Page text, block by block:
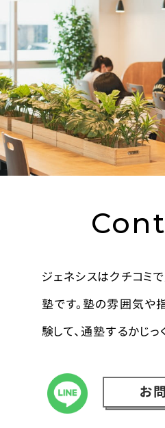
ジェネシスはクチコミ
塾です。塾の雰囲気や
験して、通塾するかじっ
お